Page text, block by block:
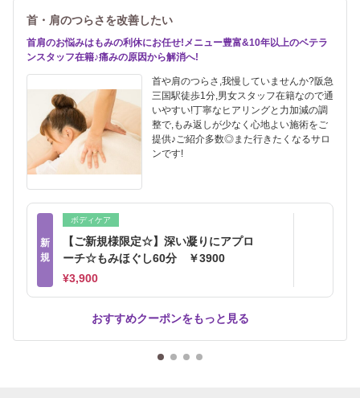
首・肩のつらさを改善したい
首肩のお悩みはもみの利休にお任せ!メニュー豊富&10年以上のベテラ
ンスタッフ在籍♪痛みの原因から解消へ!
首や肩のつらさ,我慢していませんか?阪急
三国駅徒歩1分,男女スタッフ在籍なので通
いやすい!丁寧なヒアリングと力加減の調
整で,もみ返しが少なく心地よい施術をご
提供♪ご紹介多数◎また行きたくなるサロ
ンです!
新
規
ボディケア
【ご新規様限定☆】深い凝りにアプロ
ーチ☆もみほぐし60分 ￥3900
¥3,900
おすすめクーポンをもっと見る